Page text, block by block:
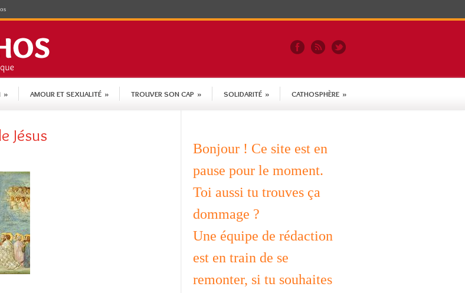
» AMOUR ET SEXUALITÉ » TROUVER SON CAP » SOLIDARITÉ » CATHOSPHÈRE »
Jésus
Bonjour ! Ce site est en
pause pour le moment.
Toi aussi tu trouves ça
dommage ?
Une équipe de rédaction
est en train de se
remonter, si tu souhaites